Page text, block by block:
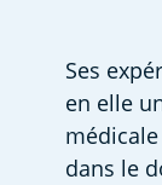
Ses
en elle
dans le